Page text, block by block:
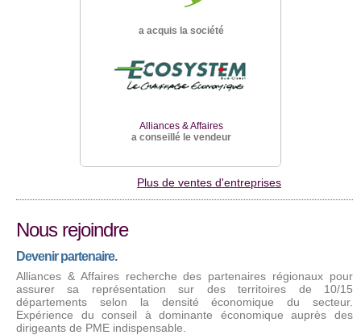
FIDELISATION. CADEAUX D'ENTREPRISE
Entreprise spécialisée dans la motivation des forces
de vente par la gestion de primes sous forme de
de développement.
Limousin
a acquis la société
Alliances & Affaires
a conseillé le vendeur
Plus de ventes d'entreprises
Nous rejoindre
Devenir partenaire.
Alliances & Affaires recherche des partenaires régionaux pour
assurer sa représentation sur des territoires de 10/15
départements selon la densité économique du secteur.
Expérience du conseil à dominante économique auprès des
dirigeants de PME indispensable.